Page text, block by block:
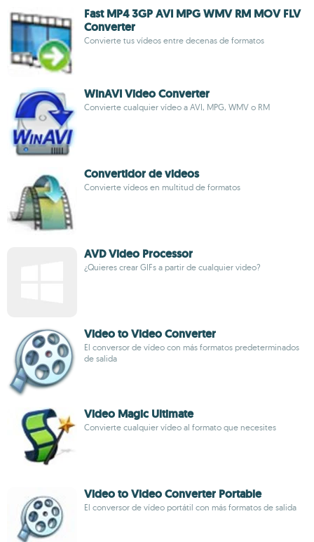
Fast MP4 3GP AVI MPG WMV RM MOV FLV
Converter
Convierte tus vídeos entre decenas de formatos
WinAVI Video Converter
Convierte cualquier vídeo a AVI, MPG, WMV o RM
Convertidor de videos
Convierte vídeos en multitud de formatos
AVD Video Processor
¿Quieres crear GIFs a partir de cualquier video?
Video to Video Converter
El conversor de vídeo con más formatos predeterminados
de salida
Video Magic Ultimate
Convierte cualquier vídeo al formato que necesites
Video to Video Converter Portable
El conversor de vídeo portátil con más formatos de salida